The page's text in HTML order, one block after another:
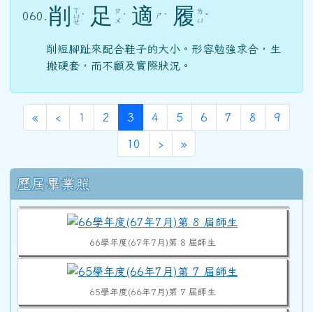
060. 削 ㄒ
ㄩ
ㄝ
ˋ 足
ㄗ
ㄨ ˊ 適 ㄕ ˋ 履 ㄌ
ㄩ ˇ
削短腳趾來配合鞋子的大小。形容勉強求合，生
搬硬套，而不顧及實際狀況。
«第一頁
‹ 上一頁
1 2 3 (目前頁次)
4 5 6 7 8 9
10 ›下一頁
»最後頁
右邊區域內容
歷屆畢業照
70學年度(71年7月)第12屆師生